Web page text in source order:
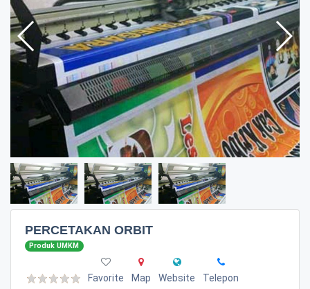
PERCETAKAN ORBIT
Produk UMKM
Favorite Map Website Telepon